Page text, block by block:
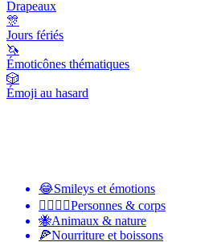
Drapeaux
🎊
Jours fériés
🦄
Émoticônes thématiques
🎲
Émoji au hasard
😂Smileys et émotions
👩‍❤️‍💋‍👨Personnes & corps
🐝Animaux & nature
🍕Nourriture et boissons